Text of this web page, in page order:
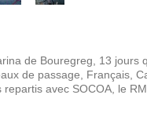
de Bouregreg, 13 jours
de passage, Français,
avec SOCOA, le